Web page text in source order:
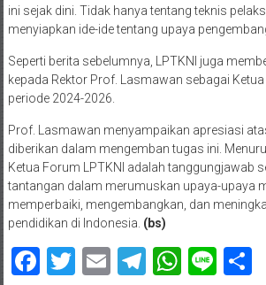
ini sejak dini. Tidak hanya tentang teknis
menyiapkan ide-ide tentang upaya
Seperti berita sebelumnya, LPTKNI juga
kepada Rektor Prof. Lasmawan sebagai Ketua
periode 2024-2026.
Prof. Lasmawan menyampaikan apresiasi
diberikan dalam mengemban tugas ini.
Ketua Forum LPTKNI adalah tanggungjawab
tantangan dalam merumuskan upaya-upaya
memperbaiki, mengembangkan, dan
pendidikan di Indonesia. (bs)
Facebook
Twitter
EmailTelegram
Line